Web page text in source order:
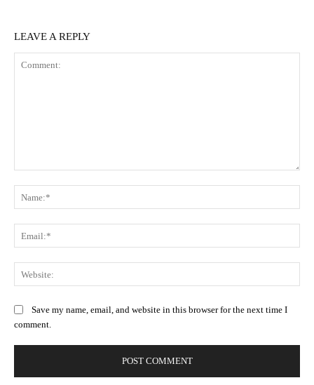
LEAVE A REPLY
Save my name, email, and website in this browser for the next time I
comment.